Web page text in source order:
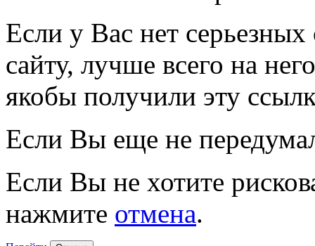
Если у Вас нет
сайту, лучше всего на
якобы получили эту
Если Вы еще не
Если Вы не хотите
нажмите отмена.